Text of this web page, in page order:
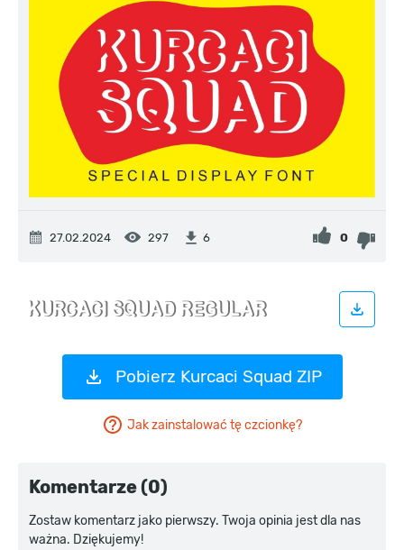
27.02.2024 297 6 0
Pobierz Kurcaci Squad ZIP
Jak zainstalować tę czcionkę?
Komentarze (0)
Zostaw komentarz jako pierwszy. Twoja opinia jest dla nas
ważna. Dziękujemy!